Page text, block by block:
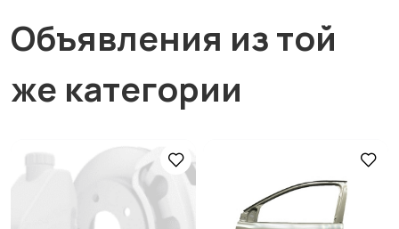
Объявления из той
же категории